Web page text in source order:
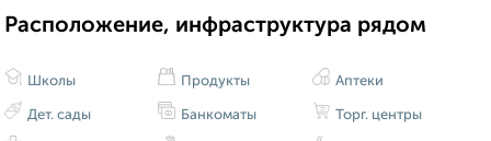
Расположение, инфраструктура рядом
Школы
Дет. сады
Продукты
Банкоматы
Аптеки
Торг. центры